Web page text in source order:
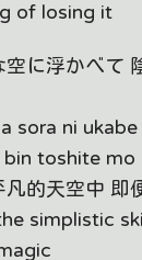
of losing it
空に浮かべて
sora ni
bin toshite mo
凡的天空中 即
simplistic